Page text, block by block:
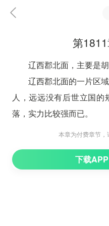
第
辽西郡北面，主要是胡
辽西郡北面的一片区
人，远远没有后世立国
落，实力比较强而已。
而在契丹北面，还有
这是契丹和室韦的区
本章为付费章节
下载